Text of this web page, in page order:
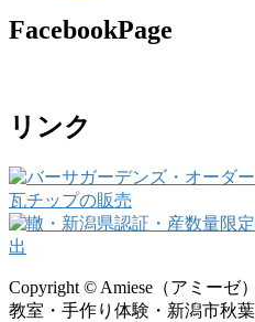
FacebookPage
リンク
Copyright © Amiese（アミーゼ
教室・手作り体験・新潟市秋葉